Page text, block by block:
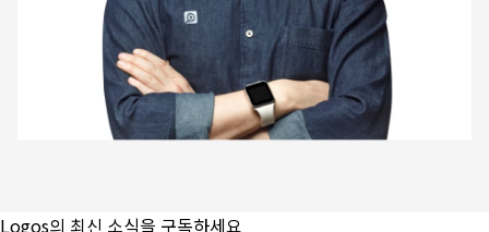
Logos의 최신 소식을 구독하세요